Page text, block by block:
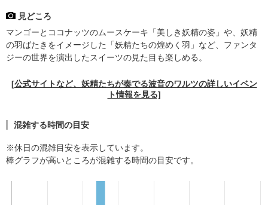
見どころ
マンゴーとココナッツのムースケーキ「美しき妖精の姿」や、妖精
の羽ばたきをイメージした「妖精たちの煌めく羽」など、ファンタ
ジーの世界を演出したスイーツの見た目も楽しめる。
[公式サイトなど、妖精たちが奏でる波音のワルツの詳しいイベン
ト情報を見る]
混雑する時間の目安
※休日の混雑目安を表示しています。
棒グラフが高いところが混雑する時間の目安です。